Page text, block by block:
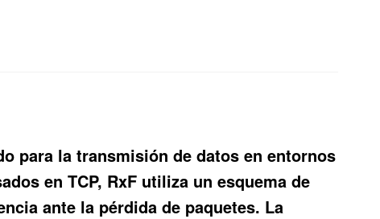
para la transmisión de datos en entornos
en TCP, RxF utiliza un esquema de
ante la pérdida de paquetes. La